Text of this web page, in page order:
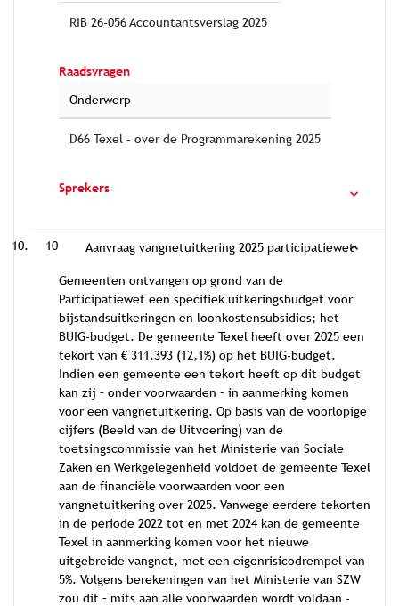
RIB 26-056 Accountantsverslag 2025
Raadsvragen
Onderwerp
D66 Texel - over de Programmarekening 2025
Sprekers
10 Aanvraag vangnetuitkering 2025 participatiewet
Gemeenten ontvangen op grond van de
Participatiewet een specifiek uitkeringsbudget voor
bijstandsuitkeringen en loonkostensubsidies; het
BUIG-budget. De gemeente Texel heeft over 2025 een
tekort van € 311.393 (12,1%) op het BUIG-budget.
Indien een gemeente een tekort heeft op dit budget
kan zij – onder voorwaarden – in aanmerking komen
voor een vangnetuitkering. Op basis van de voorlopige
cijfers (Beeld van de Uitvoering) van de
toetsingscommissie van het Ministerie van Sociale
Zaken en Werkgelegenheid voldoet de gemeente Texel
aan de financiële voorwaarden voor een
vangnetuitkering over 2025. Vanwege eerdere tekorten
in de periode 2022 tot en met 2024 kan de gemeente
Texel in aanmerking komen voor het nieuwe
uitgebreide vangnet, met een eigenrisicodrempel van
5%. Volgens berekeningen van het Ministerie van SZW
zou dit – mits aan alle voorwaarden wordt voldaan -